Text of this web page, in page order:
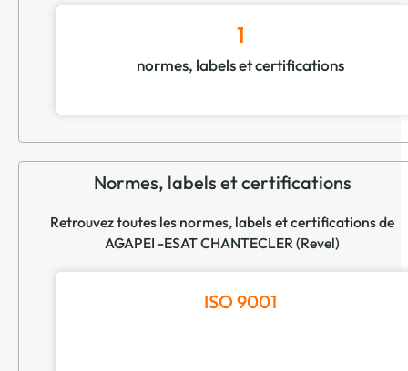
1
normes, labels et certifications
Normes, labels et certifications
Retrouvez toutes les normes, labels et certifications de
AGAPEI -ESAT CHANTECLER (Revel)
ISO 9001